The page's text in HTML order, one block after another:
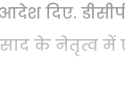
दिए.
के नेतृत्व